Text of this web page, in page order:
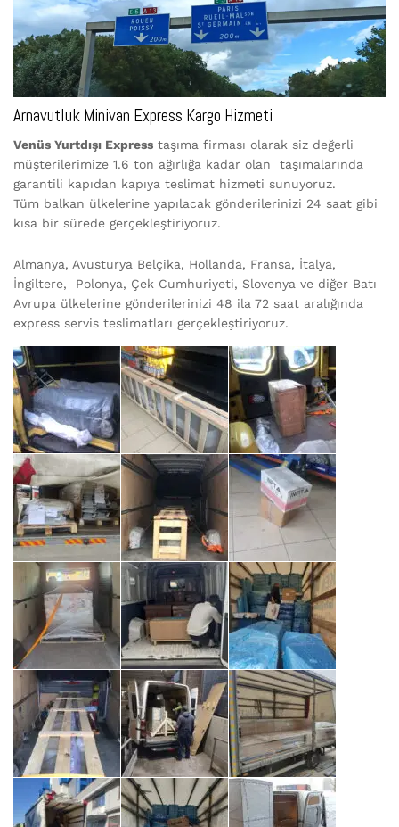
Arnavutluk Minivan Express Kargo Hizmeti
Venüs Yurtdışı Express taşıma firması olarak siz değerli
müşterilerimize 1.6 ton ağırlığa kadar olan taşımalarında
garantili kapıdan kapıya teslimat hizmeti sunuyoruz.
Tüm balkan ülkelerine yapılacak gönderilerinizi 24 saat gibi
kısa bir sürede gerçekleştiriyoruz.
Almanya, Avusturya Belçika, Hollanda, Fransa, İtalya,
İngiltere, Polonya, Çek Cumhuriyeti, Slovenya ve diğer Batı
Avrupa ülkelerine gönderilerinizi 48 ila 72 saat aralığında
express servis teslimatları gerçekleştiriyoruz.